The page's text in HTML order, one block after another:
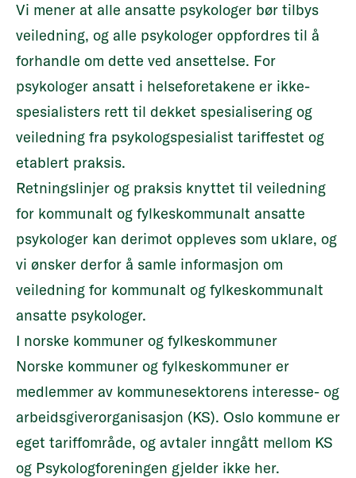
Vi mener at alle ansatte psykologer bør tilbys
veiledning, og alle psykologer oppfordres til å
forhandle om dette ved ansettelse. For
psykologer ansatt i helseforetakene er ikke-
spesialisters rett til dekket spesialisering og
veiledning fra psykologspesialist tariffestet og
etablert praksis.
Retningslinjer og praksis knyttet til veiledning
for kommunalt og fylkeskommunalt ansatte
psykologer kan derimot oppleves som uklare, og
vi ønsker derfor å samle informasjon om
veiledning for kommunalt og fylkeskommunalt
ansatte psykologer.
I norske kommuner og fylkeskommuner
Norske kommuner og fylkeskommuner er
medlemmer av kommunesektorens interesse- og
arbeidsgiverorganisasjon (KS). Oslo kommune er
eget tariffområde, og avtaler inngått mellom KS
og Psykologforeningen gjelder ikke her.